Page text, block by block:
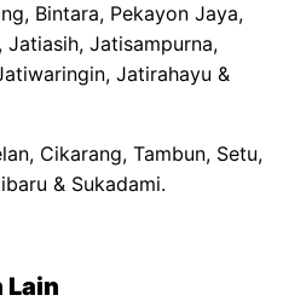
Bintara, Pekayon Jaya,
Jatiasih, Jatisampurna,
Jatirahayu &
Cikarang, Tambun, Setu,
& Sukadami.
Lain